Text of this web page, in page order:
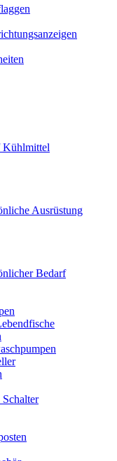
Kühlmittel
Ausrüstung
Bedarf